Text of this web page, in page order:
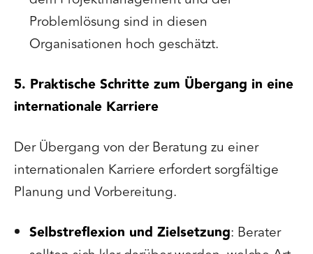
Problemlösung sind in diesen
Organisationen hoch geschätzt.
5. Praktische Schritte zum Übergang in eine
internationale Karriere
Der Übergang von der Beratung zu einer
internationalen Karriere erfordert sorgfältige
Planung und Vorbereitung.
Selbstreflexion und Zielsetzung: Berater